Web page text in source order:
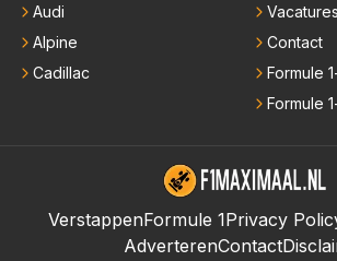
Audi
Alpine
Cadillac
Vacatures
Contact
Formule
Formule
VerstappenFormule 1Privacy
AdverterenContact